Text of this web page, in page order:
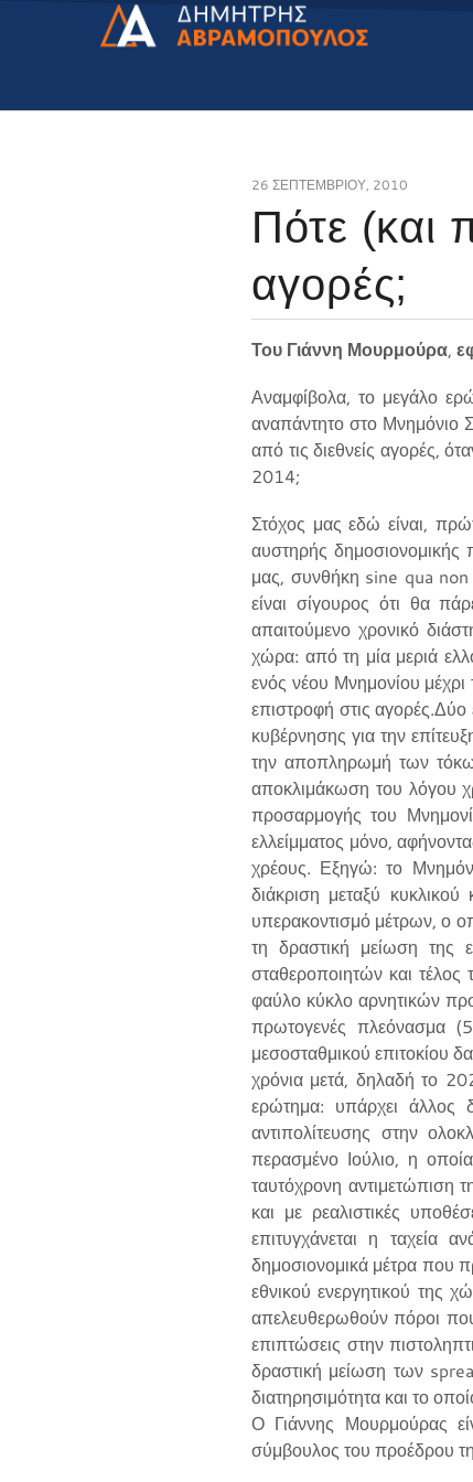
26 ΣΕΠΤΕΜΒΡΊΟΥ, 2010
Πότε (και
αγορές;
Του Γιάννη Μουρμούρα,
Αναμφίβολα, το μεγάλο
αναπάντητο στο Μνημόνιο
από τις διεθνείς αγορές,
2014;
Στόχος μας εδώ είναι,
αυστηρής δημοσιονομικής
μας, συνθήκη sine qua non
είναι σίγουρος ότι θα
απαιτούμενο χρονικό
χώρα: από τη μία μεριά
ενός νέου Μνημονίου
επιστροφή στις αγορές.Δύο
κυβέρνησης για την
την αποπληρωμή των
αποκλιμάκωση του λόγου
προσαρμογής του
ελλείμματος μόνο,
χρέους. Εξηγώ: το
διάκριση μεταξύ
υπερακοντισμό μέτρων, ο
τη δραστική μείωση της
σταθεροποιητών και
φαύλο κύκλο αρνητικών
πρωτογενές πλεόνασμα
μεσοσταθμικού επιτοκίου
χρόνια μετά, δηλαδή το
ερώτημα: υπάρχει άλλος
αντιπολίτευσης στην
περασμένο Ιούλιο, η
ταυτόχρονη αντιμετώπιση
και με ρεαλιστικές
επιτυγχάνεται η ταχεία
δημοσιονομικά μέτρα που
εθνικού ενεργητικού της
απελευθερωθούν πόροι
επιπτώσεις στην
δραστική μείωση των
διατηρησιμότητα και το
Ο Γιάννης Μουρμούρας
σύμβουλος του προέδρου